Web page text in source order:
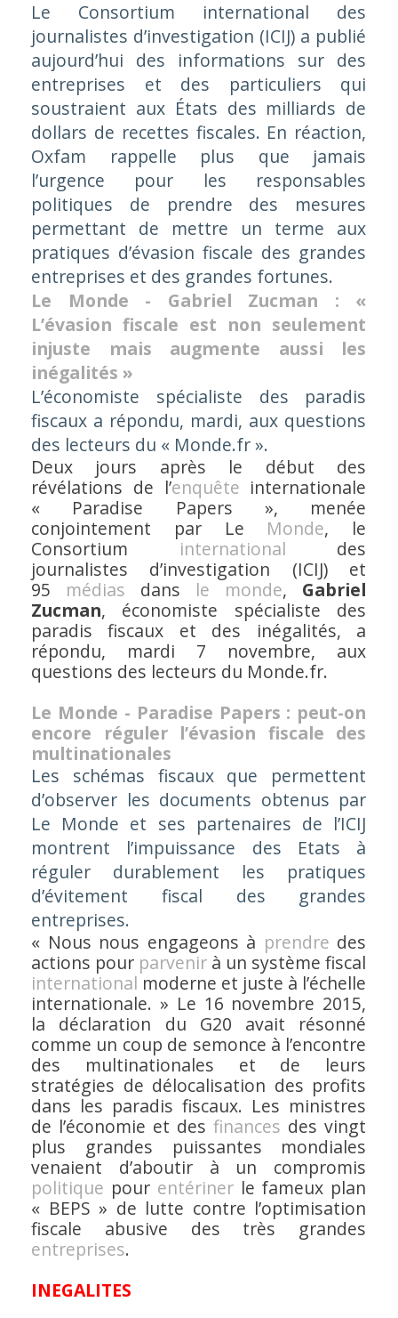
Le Consortium international des
journalistes d’investigation (ICIJ) a publié
aujourd’hui des informations sur des
entreprises et des particuliers qui
soustraient aux États des milliards de
dollars de recettes fiscales. En réaction,
Oxfam rappelle plus que jamais
l’urgence pour les responsables
politiques de prendre des mesures
permettant de mettre un terme aux
pratiques d’évasion fiscale des grandes
entreprises et des grandes fortunes.
Le Monde - Gabriel Zucman : «
L’évasion fiscale est non seulement
injuste mais augmente aussi les
inégalités »
L’économiste spécialiste des paradis
fiscaux a répondu, mardi, aux questions
des lecteurs du « Monde.fr ».
Deux jours après le début des
révélations de l’enquête internationale
« Paradise Papers », menée
conjointement par Le Monde, le
Consortium international des
journalistes d’investigation (ICIJ) et
95 médias dans le monde, Gabriel
Zucman, économiste spécialiste des
paradis fiscaux et des inégalités, a
répondu, mardi 7 novembre, aux
questions des lecteurs du Monde.fr.
Le Monde - Paradise Papers : peut-on
encore réguler l’évasion fiscale des
multinationales
Les schémas fiscaux que permettent
d’observer les documents obtenus par
Le Monde et ses partenaires de l’ICIJ
montrent l’impuissance des Etats à
réguler durablement les pratiques
d’évitement fiscal des grandes
entreprises.
« Nous nous engageons à prendre des
actions pour parvenir à un système fiscal
international moderne et juste à l’échelle
internationale. » Le 16 novembre 2015,
la déclaration du G20 avait résonné
comme un coup de semonce à l’encontre
des multinationales et de leurs
stratégies de délocalisation des profits
dans les paradis fiscaux. Les ministres
de l’économie et desfinances des vingt
plus grandes puissantes mondiales
venaient d’aboutir à un compromis
politique pour entérinerle fameux plan
« BEPS » de lutte contre l’optimisation
fiscale abusive des très grandes
entreprises.
INEGALITES